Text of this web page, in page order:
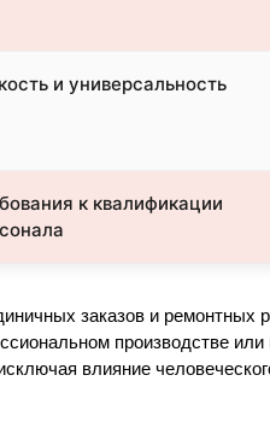
и универсальность
к квалификации
заказов и ремонтных
производстве
влияние